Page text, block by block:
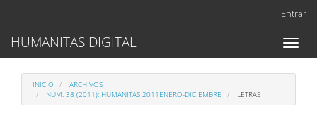
Contenido
principal
lateral
Entrar
Toggle
HUMANITAS DIGITAL
INICIO
ARCHIVOS
NÚM. 38 (2011): HUMANITAS 2011ENERO-DICIEMBRE
LETRAS